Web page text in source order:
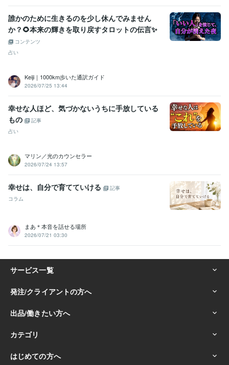
誰かのために生きるのを少し休んでみません
か？🌻本来の輝きを取り戻すタロットの伝言✨
コンテンツ
占い
Keiji｜1000km歩いた通訳ガイド
2026/07/25 13:44
幸せな人ほど、気づかないうちに手放している
もの
記事
占い
マリン／光のカウンセラー
2026/07/24 13:57
幸せは、自分で育てていける
記事
コラム
まあ＊本音を話せる場所
2026/07/21 03:30